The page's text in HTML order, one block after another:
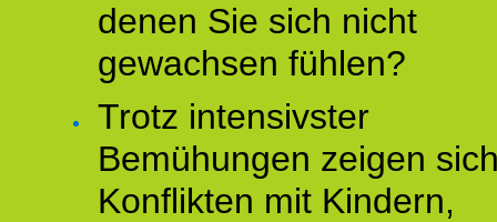
denen Sie sich nicht
gewachsen fühlen?
Trotz intensivster
Bemühungen zeigen
Konflikten mit Kindern,